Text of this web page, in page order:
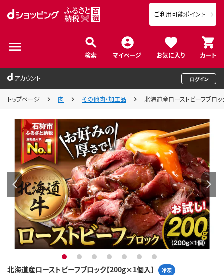
検索 マイページ お気に入り カート
ご利用可能ポイント
アカウント ログイン
トップページ 肉 その他肉・加工品 北海道産ローストビーフブロ
北海道産ローストビーフブロック【200g×1個入】 冷凍
1 2 3 4 5 6 7